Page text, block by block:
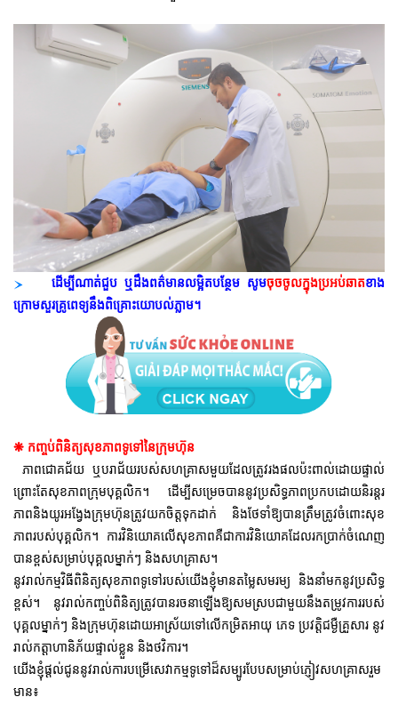
ដើម្បីណាត់ជួប ឬដឹងពត៌មានលម្អិតបន្ថែម សូមចុចចូលក្នុងប្រអប់ឆាតខាង
ក្រោមសួរគ្រូពេទ្យនឹងពិគ្រោះយោបល់ភ្លាម។
❋ កញ្ចប់ពិនិត្យសុខភាពទូទៅនៃក្រុមហ៊ុន
ភាពជោគជ័យ ឬបរាជ័យរបស់សហគ្រាសមួយដែលត្រូវរងផលប៉ះពាល់ដោយផ្ទាល់
ព្រោះតែសុខភាពក្រុមបុគ្គលិក។ ដើម្បីសម្រេចបាននូវប្រសិទ្ធភាពប្រកបដោយនិរន្តរ
ភាពនិងយូរអង្វែងក្រុមហ៊ុនត្រូវយកចិត្តទុកដាក់ និងថែទាំឱ្យបានត្រឹមត្រូវចំពោះសុខ
ភាពរបស់បុគ្គលិក។ ការវិនិយោគលើសុខភាពគឺជាការវិនិយោគដែលរកប្រាក់ចំណេញ
បានខ្ពស់សម្រាប់បុគ្គលម្នាក់ៗ និងសហគ្រាស។
នូវរាល់កម្មវិធីពិនិត្យសុខភាពទូទៅរបស់យើងខ្ញុំមានតម្លៃសមរម្យ​ និងនាំមកនូវប្រសិទ្ធ
ខ្ពស់។ នូវរាល់កញ្ចប់ពិនិត្យត្រូវបានរចនាឡើងឱ្យសមស្របជាមួយនឹងតម្រូវការរបស់
បុគ្គលម្នាក់ៗ និងក្រុមហ៊ុនដោយអាស្រ័យទៅលើកម្រិតអាយុ ភេទ ប្រវត្តិជម្ងឺគ្រួសារ នូវ
រាល់កត្តាហានិភ័យផ្ទាល់ខ្លួន និងថវិការ។
យើងខ្ញុំផ្តល់ជូននូវរាល់ការបម្រើសេវាកម្មទូទៅដ៏សម្បូរបែបសម្រាប់ភ្ញៀវសហគ្រាសរួម
មាន៖